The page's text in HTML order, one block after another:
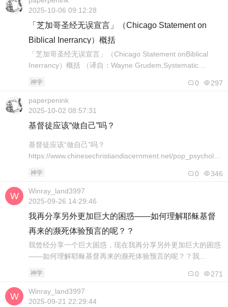
的看法有一定的代表性，“信仰受传统和文化制约”..
2025-10-06 09:12:28
「芝加哥圣经无误宣言」（Chicago Statement on
Biblical Inerrancy）概括
「芝加哥圣经无误宣言」（Chicago Statement onBiblical
Inerrancy）概括 （译自：Wayne Grudem,Systematic
1994), p. 1204-1207.） https://www.chineseapol..
神学 0 297
paperpenink
2025-10-02 08:57:31
基督徒应该“做自己”吗？
基督徒应该“做自己”吗？
https://www.chinesechristiandiscernment.net/
医生，也希望她早点结婚，但是她说﹕我要做我自己。 是的，
当今世代中，我们常听到一些口号，例如﹕“做自己”、“要真
实”、“活出真我”、“..
神学 0 346
Winray_land3997
2025-09-26 14:29:46
我再分享另外更加巨大的困惑——如何理解耶稣基督
再来的濒死体验预言的呢？？
我曾经分享一个巨大困惑，现在我再分享另外更加巨大的困惑
——如何理解耶稣基督再来的濒死体验预言的呢？？我
常怀疑它的真实性因为我所订阅的视频提及非常多的“人”在濒
死体验之中看见了耶稣基督，并且给他们使命回来宣告这些人
当中，有的是佛教徒，有的是西藏达赖喇嘛，有的是中国的无
神学 0 271
Winray_land3997
2025-09-21 22:29:44